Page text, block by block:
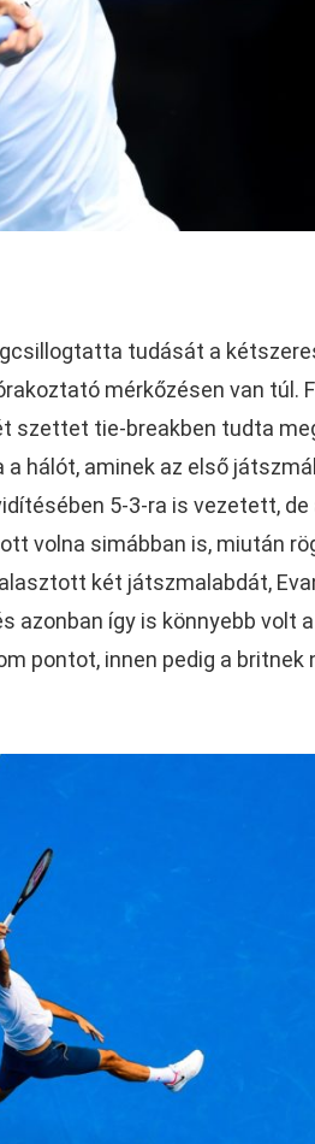
tudását a
mérkőzésen van túl.
tie-breakben tudta
hálót, aminek az első
5-3-ra is vezetett, de
volna simábban is, miután
két játszmalabdát,
így is könnyebb volt
pontot, innen pedig a